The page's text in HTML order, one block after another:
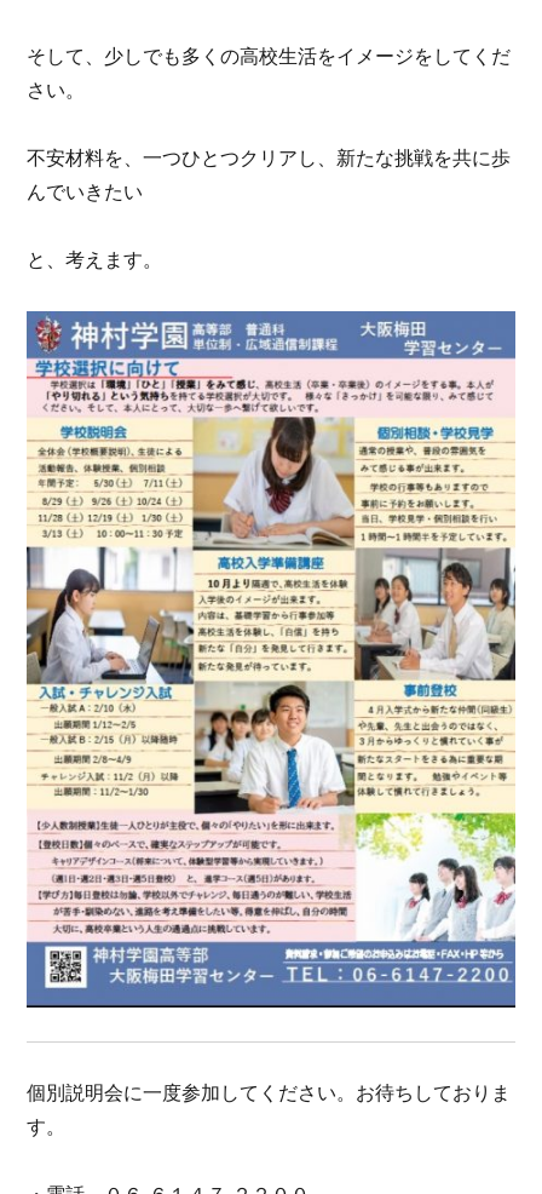
そして、少しでも多くの高校生活をイメージをしてくだ
さい。
不安材料を、一つひとつクリアし、新たな挑戦を共に歩
んでいきたい
と、考えます。
個別説明会に一度参加してください。お待ちしておりま
す。